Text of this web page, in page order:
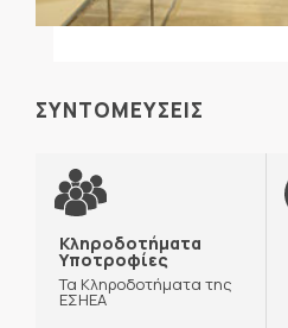
ΣΥΝΤΟΜΕΥΣΕΙΣ
Κληροδοτήματα
Υποτροφίες
Τα Κληροδοτήματα της
ΕΣΗΕΑ